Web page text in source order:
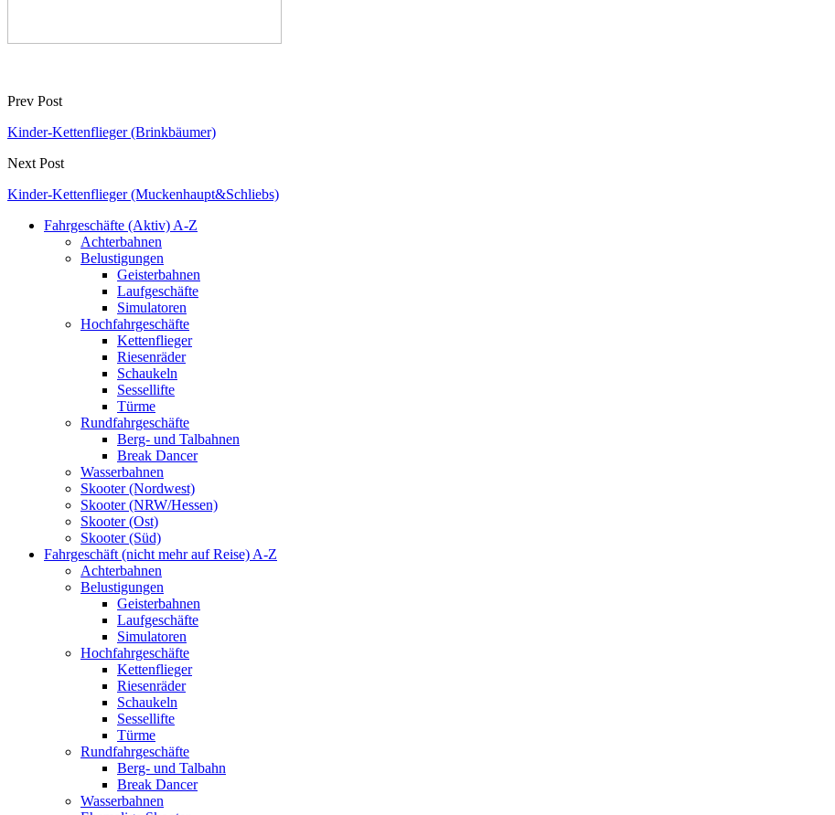
Prev Post
Kinder-Kettenflieger (Brinkbäumer)
Next Post
Kinder-Kettenflieger (Muckenhaupt&Schliebs)
Fahrgeschäfte (Aktiv) A-Z
Achterbahnen
Belustigungen
Geisterbahnen
Laufgeschäfte
Simulatoren
Hochfahrgeschäfte
Kettenflieger
Riesenräder
Schaukeln
Sessellifte
Türme
Rundfahrgeschäfte
Berg- und Talbahnen
Break Dancer
Wasserbahnen
Skooter (Nordwest)
Skooter (NRW/Hessen)
Skooter (Ost)
Skooter (Süd)
Fahrgeschäft (nicht mehr auf Reise) A-Z
Achterbahnen
Belustigungen
Geisterbahnen
Laufgeschäfte
Simulatoren
Hochfahrgeschäfte
Kettenflieger
Riesenräder
Schaukeln
Sessellifte
Türme
Rundfahrgeschäfte
Berg- und Talbahn
Break Dancer
Wasserbahnen